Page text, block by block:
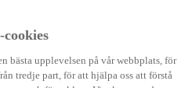
bästa upplevelsen på vår webbplats, för
tredje part, för att hjälpa oss att förstå